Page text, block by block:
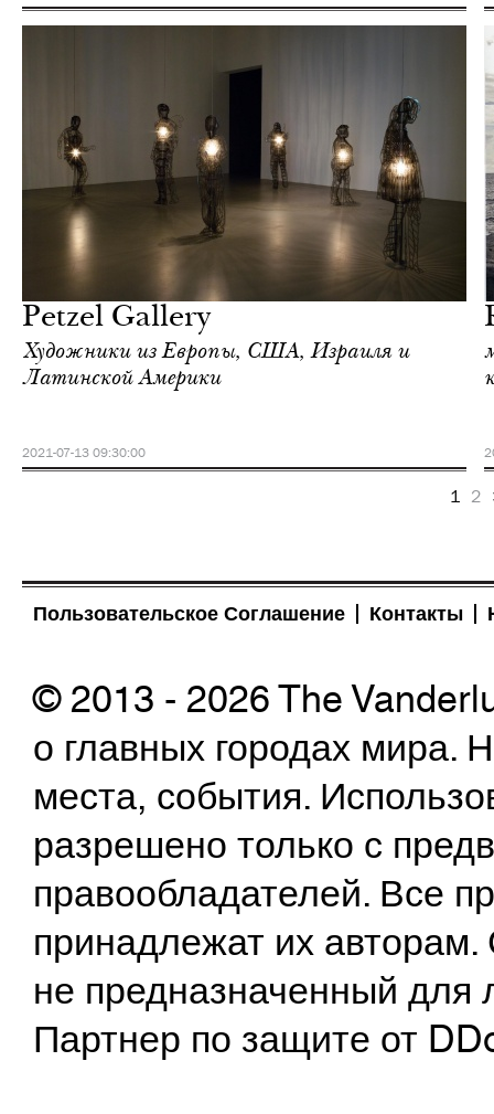
Petzel Gallery
Художники из Европы, США, Израиля и
Латинской Америки
2021-07-13 09:30:00
Йорк
1 2
Пользовательское Соглашение Контакты
© 2013 - 2026 The
о главных городах
места, события.
разрешено только с
правообладателей. Все
принадлежат их
не предназначенный
Партнер по защите от